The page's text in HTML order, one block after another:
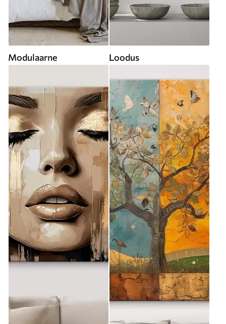
Modulaarne Loodus